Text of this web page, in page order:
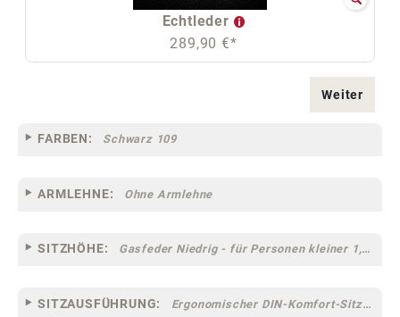
Echtleder
289,90 €*
Weiter
FARBEN: Schwarz 109
ARMLEHNE: Ohne Armlehne
SITZHÖHE: Gasfeder Niedrig - für Personen kleiner 1,60 m
SITZAUSFÜHRUNG: Ergonomischer DIN-Komfort-Sitz [75]